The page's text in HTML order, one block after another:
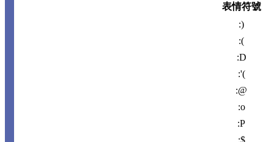
表情符號
:)
:(
:D
:'(
:@
:o
:P
:$